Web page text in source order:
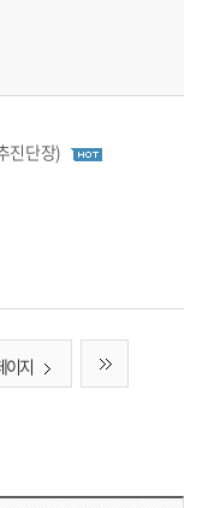
진단장)
이지